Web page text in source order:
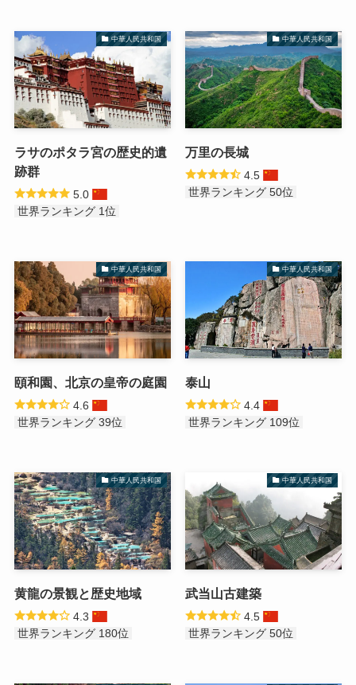
中華人民共和国
ラサのポタラ宮の歴史的遺
跡群
5.0
世界ランキング 1位
中華人民共和国
万里の長城
4.5
世界ランキング 50位
中華人民共和国
頤和園、北京の皇帝の庭園
4.6
世界ランキング 39位
中華人民共和国
泰山
4.4
世界ランキング 109位
中華人民共和国
黄龍の景観と歴史地域
4.3
世界ランキング 180位
中華人民共和国
武当山古建築
4.5
世界ランキング 50位